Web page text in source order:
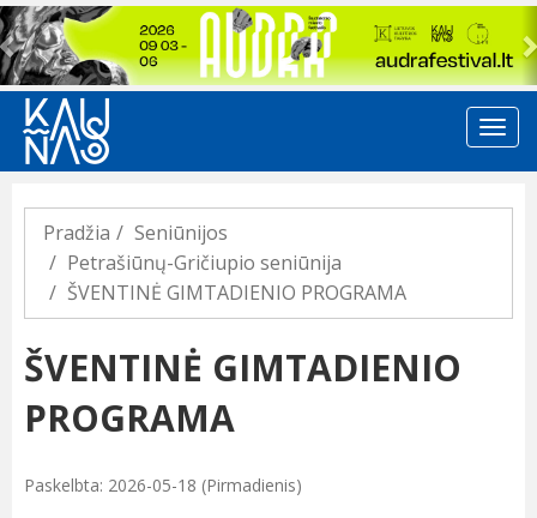
Previous
Pradžia
Seniūnijos
Petrašiūnų-Gričiupio seniūnija
ŠVENTINĖ GIMTADIENIO PROGRAMA
ŠVENTINĖ GIMTADIENIO
PROGRAMA
Paskelbta: 2026-05-18 (Pirmadienis)